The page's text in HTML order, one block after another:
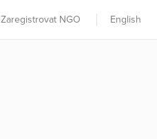
Zaregistrovat NGO English